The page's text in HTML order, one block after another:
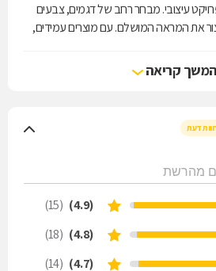
עיצובי. מבחר רחב של דגמים, צבעים
את המראה המושלם. עם מוצרים עמידים,
כדי להפוך כל חלל ליפה, פרקטי ומעורר
קריאה
מהרשת
(4.9)
(15)
(4.8)
(18)
(4.7)
(14)